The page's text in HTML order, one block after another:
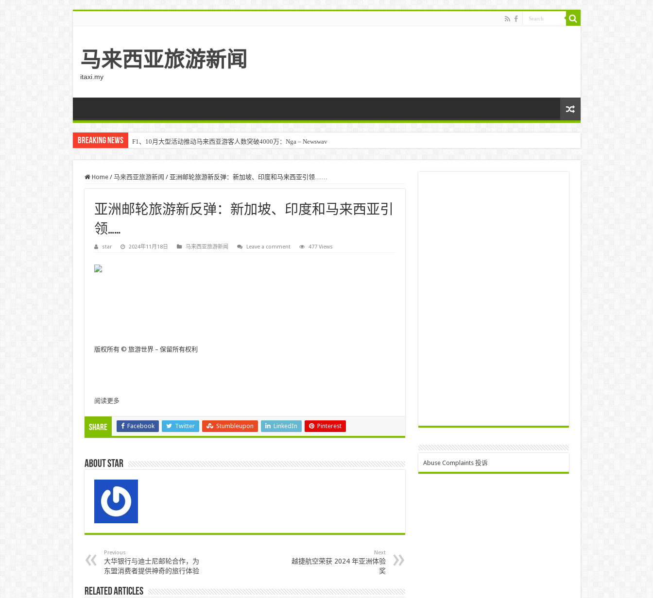
马来西亚旅游新闻
itaxi.my
Breaking News F1、10月大型活动推动马来西亚游客人数突破4000万：Nga – Newswav
Home / 马来西亚旅游新闻 / 亚洲邮轮旅游新反弹：新加坡、印度和马来西亚引领……
亚洲邮轮旅游新反弹：新加坡、印度和马来西亚引
领……
star 2024年11月18日 马来西亚旅游新闻 Leave a comment 477 Views
版权所有 © 旅游世界 – 保留所有权利
阅读更多
Share Facebook Twitter Stumbleupon LinkedIn Pinterest
About star
Previous
大华银行与迪士尼邮轮合作，为
东盟消费者提供神奇的旅行体验
Next
越捷航空荣获 2024 年亚洲体验
奖
Related Articles
Abuse Complaints 投诉